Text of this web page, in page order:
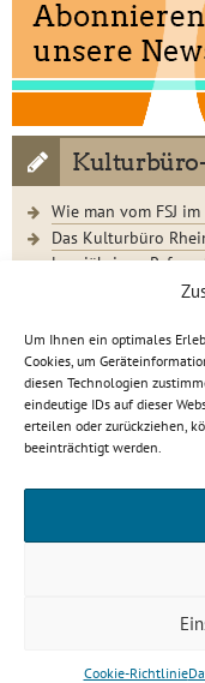
Um Ihnen ein optimales
Cookies, um
diesen Technologien
eindeutige IDs auf dieser
erteilen oder zurückziehen,
beeinträchtigt werden.
Cookie-Richtlinie
Wie man vom FSJ
Das Kulturbüro
langjährigen
Der
Kulturbüro Rheinland-
Lahnstein